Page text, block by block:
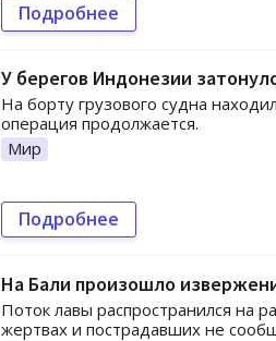
Подробнее
У берегов Индонезии
На борту грузового судна
операция продолжается.
Мир
Подробнее
На Бали произошло
Поток лавы распространился на
жертвах и пострадавших не